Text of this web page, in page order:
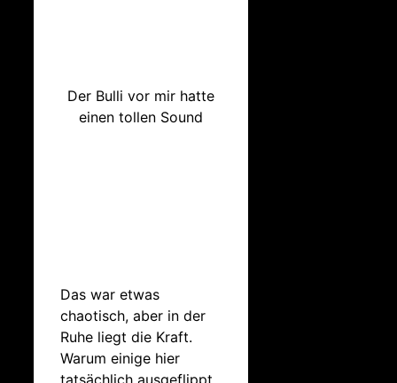
Der Bulli vor mir hatte
einen tollen Sound
Das war etwas
chaotisch, aber in der
Ruhe liegt die Kraft.
Warum einige hier